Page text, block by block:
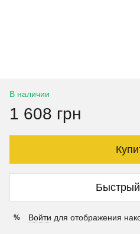
В наличии
1 608 грн
Быстрый
% Войти для отображения